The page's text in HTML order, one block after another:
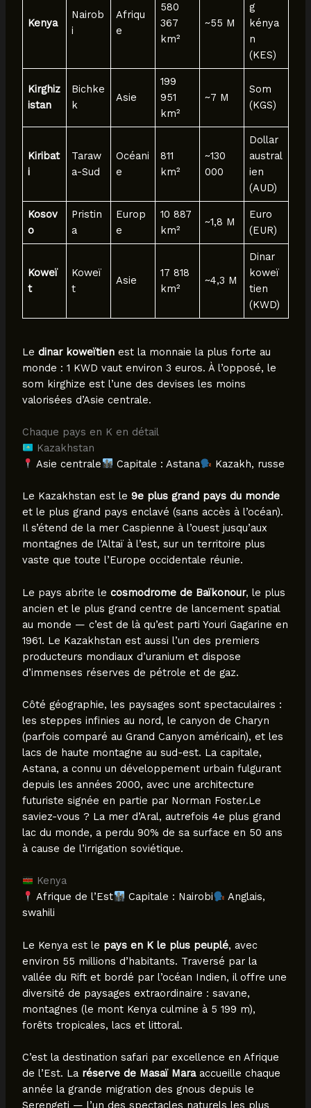
Kenya
Nairob
i
Afriqu
e
580
367
km²
~55 M
g
kénya
n
(KES)
Kirghiz
istan
Bichke
k
Asie
199
951
km²
~7 M
Som
(KGS)
Kiribat
i
Taraw
a-Sud
Océani
e
811
km²
~130
000
Dollar
austral
ien
(AUD)
Kosov
o
Pristin
a
Europ
e
10 887
km²
~1,8 M
Euro
(EUR)
Koweï
t
Koweï
t
Asie
17 818
km²
~4,3 M
Dinar
koweï
tien
(KWD)
Le dinar koweïtienest la monnaie la plus forte au
monde : 1 KWD vaut environ 3 euros. À l’opposé, le
som kirghize est l’une des devises les moins
valorisées d’Asie centrale.
Chaque pays en K en détail
Kazakhstan
Asie centrale
Capitale : Astana Kazakh, russe
Le Kazakhstan est le 9e plus grand pays du monde
et le plus grand pays enclavé (sans accès à l’océan).
Il s’étend de la mer Caspienne à l’ouest jusqu’aux
montagnes de l’Altaï à l’est, sur un territoire plus
vaste que toute l’Europe occidentale réunie.
Le pays abrite le cosmodrome de Baïkonour, le plus
ancien et le plus grand centre de lancement spatial
au monde — c’est de là qu’est parti Youri Gagarine en
1961. Le Kazakhstan est aussi l’un des premiers
producteurs mondiaux d’uranium et dispose
d’immenses réserves de pétrole et de gaz.
Côté géographie, les paysages sont spectaculaires :
les steppes infinies au nord, le canyon de Charyn
(parfois comparé au Grand Canyon américain), et les
lacs de haute montagne au sud-est. La capitale,
Astana, a connu un développement urbain fulgurant
depuis les années 2000, avec une architecture
futuriste signée en partie par Norman Foster.Le
saviez-vous ? La mer d’Aral, autrefois 4e plus grand
lac du monde, a perdu 90% de sa surface en 50 ans
à cause de l’irrigation soviétique.
Kenya
Afrique de l’Est
Capitale : Nairobi
Anglais,
swahili
Le Kenya est le pays en K le plus peuplé, avec
environ 55 millions d’habitants. Traversé par la
vallée du Rift et bordé par l’océan Indien, il offre une
diversité de paysages extraordinaire : savane,
montagnes (le mont Kenya culmine à 5 199 m),
forêts tropicales, lacs et littoral.
C’est la destination safari par excellence en Afrique
de l’Est. La réserve de Masaï Maraaccueille chaque
année la grande migration des gnous depuis le
Serengeti — l’un des spectacles naturels les plus